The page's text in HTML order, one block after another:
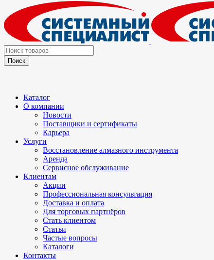
Каталог
О компании
Новости
Поставщики и сертификаты
Карьера
Услуги
Восстановление алмазного инструмента
Аренда
Сервисное обслуживание
Клиентам
Акции
Профессиональная консультация
Доставка и оплата
Для торговых партнёров
Стать клиентом
Статьи
Частые вопросы
Каталоги
Контакты